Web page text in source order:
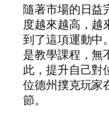
隨著市場的日益
度越來越高，越
到了這項運動中
是教學課程，無
此，提升自己對
位德州撲克玩家
節。